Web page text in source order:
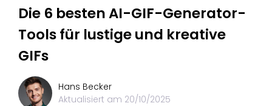
Die 6 besten AI-GIF-Generator-
Tools für lustige und kreative
GIFs
Hans Becker
Aktualisiert am 20/10/2025